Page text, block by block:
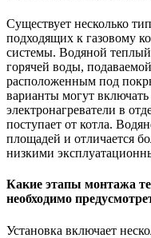
Существует несколько
подходящих к газовому
системы. Водяной
горячей воды,
расположенным под
варианты могут
электронагреватели в
поступает от котла.
площадей и отличается
низкими
Какие этапы монтажа
необходимо
Установка включает